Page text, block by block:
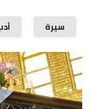
سيرة